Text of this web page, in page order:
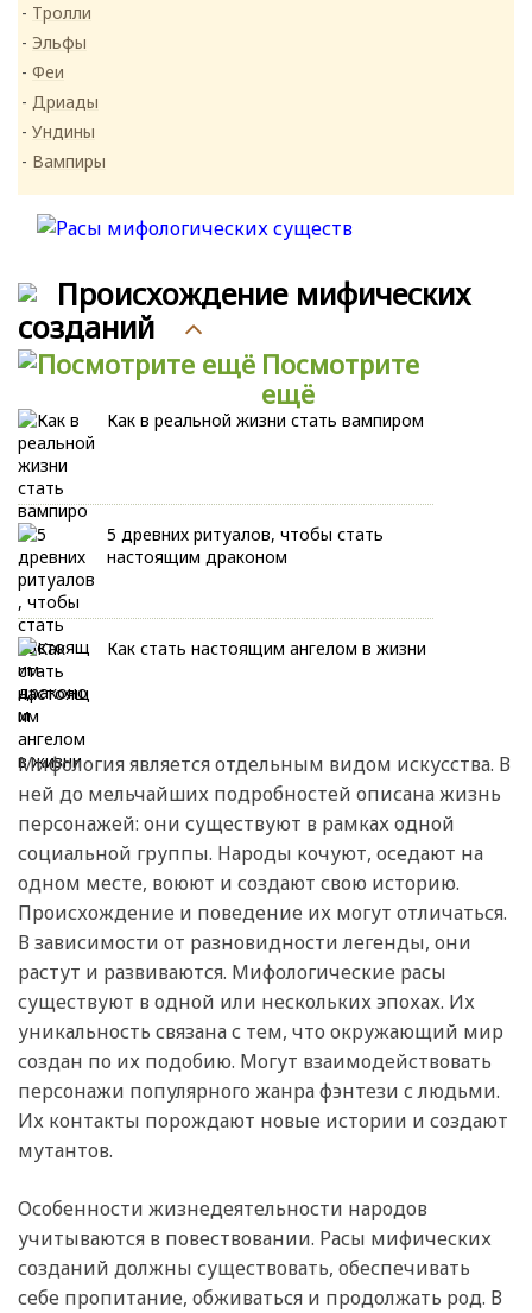
Тролли
Эльфы
Феи
Дриады
Ундины
Вампиры
Происхождение мифических
созданий
Посмотрите
ещё
Как в реальной жизни стать вампиром
5 древних ритуалов, чтобы стать
настоящим драконом
Как стать настоящим ангелом в жизни
Мифология является отдельным видом искусства. В
ней до мельчайших подробностей описана жизнь
персонажей: они существуют в рамках одной
социальной группы. Народы кочуют, оседают на
одном месте, воюют и создают свою историю.
Происхождение и поведение их могут отличаться.
В зависимости от разновидности легенды, они
растут и развиваются. Мифологические расы
существуют в одной или нескольких эпохах. Их
уникальность связана с тем, что окружающий мир
создан по их подобию. Могут взаимодействовать
персонажи популярного жанра фэнтези с людьми.
Их контакты порождают новые истории и создают
мутантов.
Особенности жизнедеятельности народов
учитываются в повествовании. Расы мифических
созданий должны существовать, обеспечивать
себе пропитание, обживаться и продолжать род. В